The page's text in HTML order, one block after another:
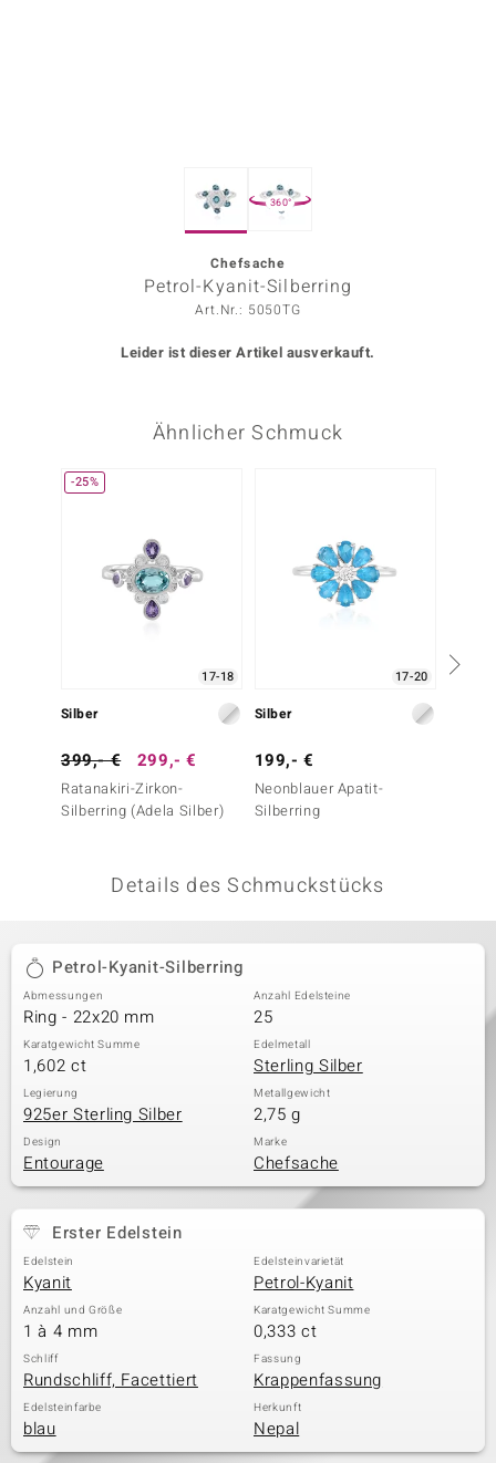
BY DE MELO
Classics
360°
Chefsache
Petrol-Kyanit-Silberring
Art.Nr.: 5050TG
Leider ist dieser Artikel ausverkauft.
Ähnlicher Schmuck
-25%
17-18
Silber
399,- € 299,- €
Ratanakiri-Zirkon-
Silberring (Adela Silber)
17-20
Silber
199,- €
Neonblauer Apatit-
Silberring
Details des Schmuckstücks
Petrol-Kyanit-Silberring
Abmessungen
Ring - 22x20 mm
Anzahl Edelsteine
25
Karatgewicht Summe
1,602 ct
Edelmetall
Sterling Silber
Legierung
925er Sterling Silber
Metallgewicht
2,75 g
Design
Entourage
Marke
Chefsache
Erster Edelstein
Edelstein
Kyanit
Edelsteinvarietät
Petrol-Kyanit
Anzahl und Größe
1 à 4 mm
Karatgewicht Summe
0,333 ct
Schliff
Rundschliff, Facettiert
Fassung
Krappenfassung
Edelsteinfarbe
blau
Herkunft
Nepal